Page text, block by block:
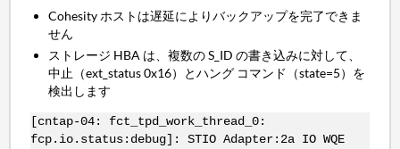
Cohesity ホストは遅延によりバックアップを完了できま
せん
ストレージ HBA は、複数の S_ID の書き込みに対して、
中止（ext_status 0x16）とハング コマンド（state=5）を
検出します
[cntap-04: fct_tpd_work_thread_0:
fcp.io.status:debug]: STIO Adapter:2a IO WQE